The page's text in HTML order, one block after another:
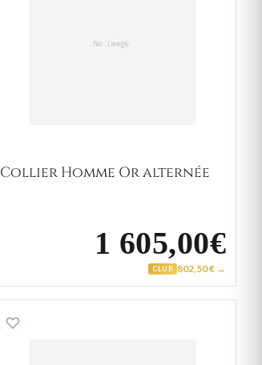
Collier Homme Or alternée
1 605,00€
CLUB 802,50 € →